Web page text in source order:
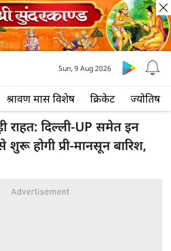
श्रावण मास विशेष क्रिकेट ज्योतिष
Sun, 9 Aug 2026
राहत: दिल्ली-UP समेत इन
शुरू होगी प्री-मानसून बारिश,